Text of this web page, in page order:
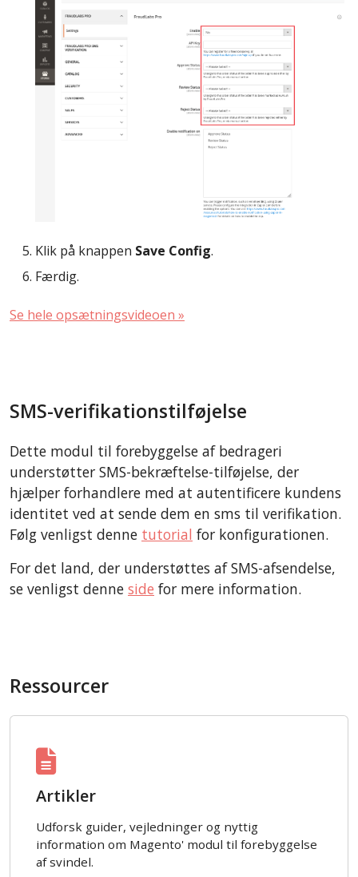
Klik på knappen Save Config.
Færdig.
Se hele opsætningsvideoen »
SMS-verifikationstilføjelse
Dette modul til forebyggelse af bedrageri
understøtter SMS-bekræftelse-tilføjelse, der
hjælper forhandlere med at autentificere kundens
identitet ved at sende dem en sms til verifikation.
Følg venligst denne tutorial for konfigurationen.
For det land, der understøttes af SMS-afsendelse,
se venligst denne side for mere information.
Ressourcer
Artikler
Udforsk guider, vejledninger og nyttig
information om Magento' modul til forebyggelse
af svindel.